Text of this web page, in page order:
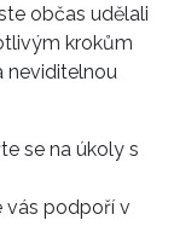
občas udělali
krokům
neviditelnou
se na úkoly s
vás podpoří v